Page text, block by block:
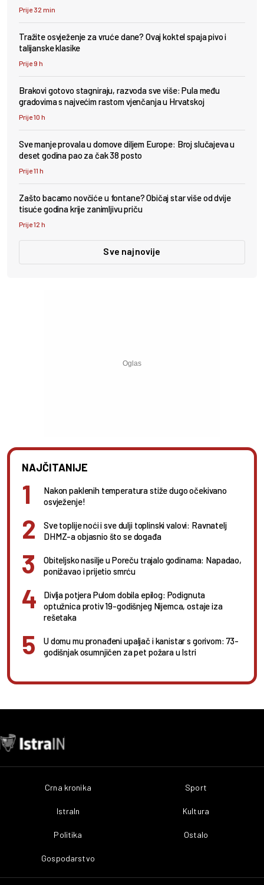
Prije 32 min
Tražite osvježenje za vruće dane? Ovaj koktel spaja pivo i
talijanske klasike
Prije 9 h
Brakovi gotovo stagniraju, razvoda sve više: Pula među
gradovima s najvećim rastom vjenčanja u Hrvatskoj
Prije 10 h
Sve manje provala u domove diljem Europe: Broj slučajeva u
deset godina pao za čak 38 posto
Prije 11 h
Zašto bacamo novčiće u fontane? Običaj star više od dvije
tisuće godina krije zanimljivu priču
Prije 12 h
Sve najnovije
NAJČITANIJE
Nakon paklenih temperatura stiže dugo očekivano
osvježenje!
Sve toplije noći i sve dulji toplinski valovi: Ravnatelj
DHMZ-a objasnio što se događa
Obiteljsko nasilje u Poreču trajalo godinama: Napadao,
ponižavao i prijetio smrću
Divlja potjera Pulom dobila epilog: Podignuta
optužnica protiv 19-godišnjeg Nijemca, ostaje iza
rešetaka
U domu mu pronađeni upaljač i kanistar s gorivom: 73-
godišnjak osumnjičen za pet požara u Istri
Crna kronika
IstraIn
Politika
Gospodarstvo
Sport
Kultura
Ostalo